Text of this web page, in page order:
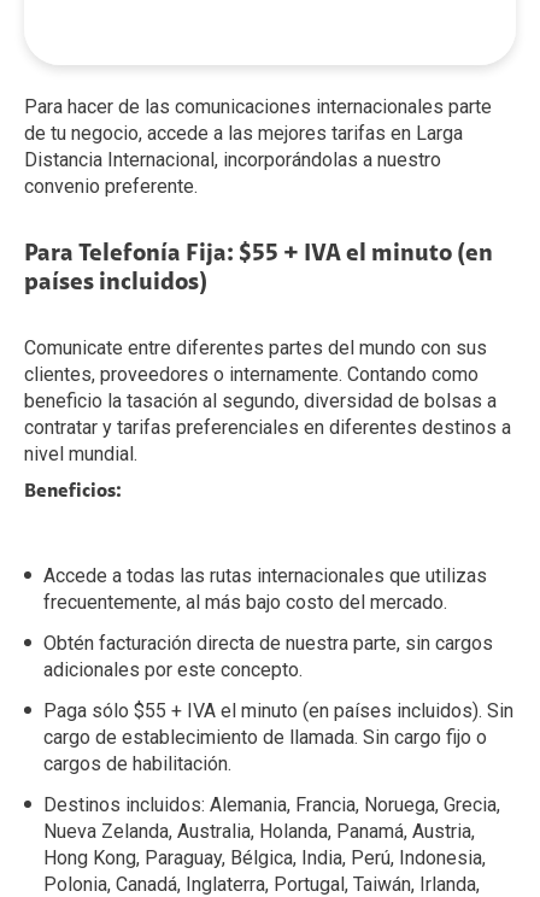
Para hacer de las comunicaciones internacionales parte
de tu negocio, accede a las mejores tarifas en Larga
Distancia Internacional, incorporándolas a nuestro
convenio preferente.
Para Telefonía Fija: $55 + IVA el minuto (en
países incluidos)
Comunicate entre diferentes partes del mundo con sus
clientes, proveedores o internamente. Contando como
beneficio la tasación al segundo, diversidad de bolsas a
contratar y tarifas preferenciales en diferentes destinos a
nivel mundial.
Beneficios:
Accede a todas las rutas internacionales que utilizas
frecuentemente, al más bajo costo del mercado.
Obtén facturación directa de nuestra parte, sin cargos
adicionales por este concepto.
Paga sólo $55 + IVA el minuto (en países incluidos). Sin
cargo de establecimiento de llamada. Sin cargo fijo o
cargos de habilitación.
Destinos incluidos: Alemania, Francia, Noruega, Grecia,
Nueva Zelanda, Australia, Holanda, Panamá, Austria,
Hong Kong, Paraguay, Bélgica, India, Perú, Indonesia,
Polonia, Canadá, Inglaterra, Portugal, Taiwán, Irlanda,